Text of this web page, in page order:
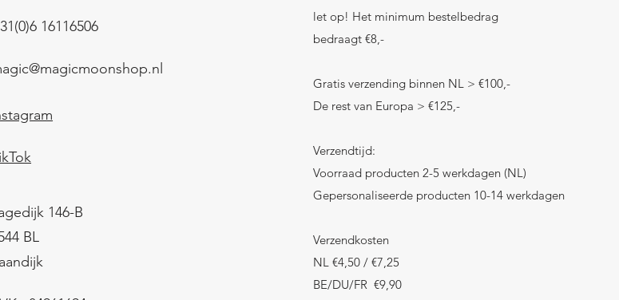
16116506
146-B
BL
let op! Het minimum bestelbedrag
bedraagt €8,-
Gratis verzending binnen NL > €100,-
De rest van Europa > €125,-
Verzendtijd:
Voorraad producten 2-5 werkdagen (NL)
Gepersonaliseerde producten 10-14 werkdagen
Verzendkosten
NL €4,50 / €7,25
BE/DU/FR €9,90